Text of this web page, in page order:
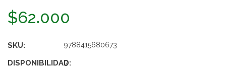
$62.000
SKU: 9788415680673
DISPONIBILIDAD:
3